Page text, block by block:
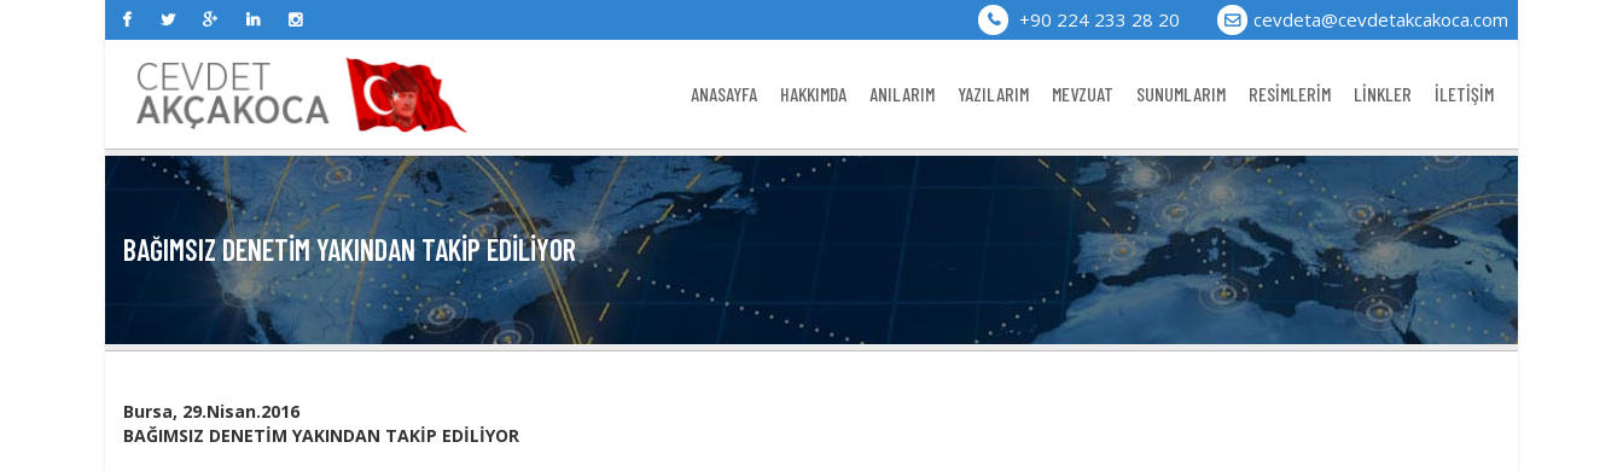
+90 224 233 28 20 cevdeta@cevdetakcakoca.com
ANASAYFA HAKKIMDA ANILARIM YAZILARIM MEVZUAT SUNUMLARIM RESİMLERİM LİNKLER İLETİŞİM
BAĞIMSIZ DENETİM YAKINDAN TAKİP EDİLİYOR
Bursa, 29.Nisan.2016
BAĞIMSIZ DENETİM YAKINDAN TAKİP EDİLİYOR